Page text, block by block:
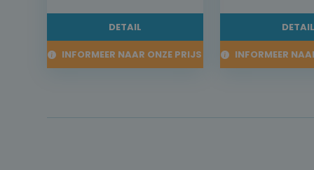
DETAIL
INFORMEER NAAR ONZE PRIJS
DETAIL
INFORMEER